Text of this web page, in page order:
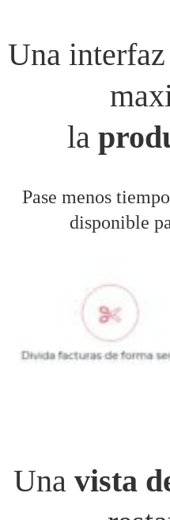
Una
la
Pase menos
disponible
Una vista